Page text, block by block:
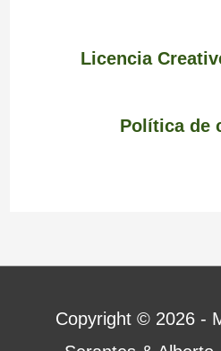
Licencia
Política de
Copyright © 2026 -